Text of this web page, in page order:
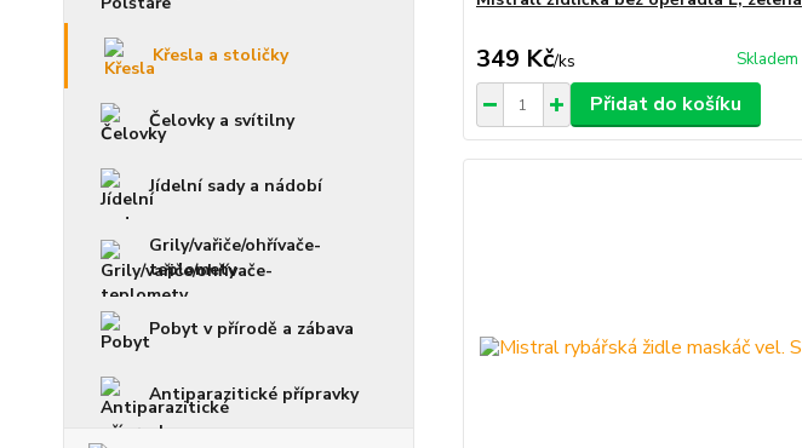
Křesla a stoličky
Čelovky a svítilny
Jídelní sady a nádobí
Grily/vařiče/ohřívače-
teplomety
Pobyt v přírodě a zábava
Antiparazitické přípravky
349 Kč/ks Skladem
Přidat do košíku